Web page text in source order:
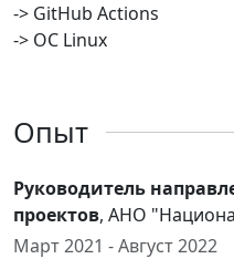
-> GitHub Actions
-> OC Linux
Опыт
Руководитель
проектов, АНО
Март 2021 - Август 2022